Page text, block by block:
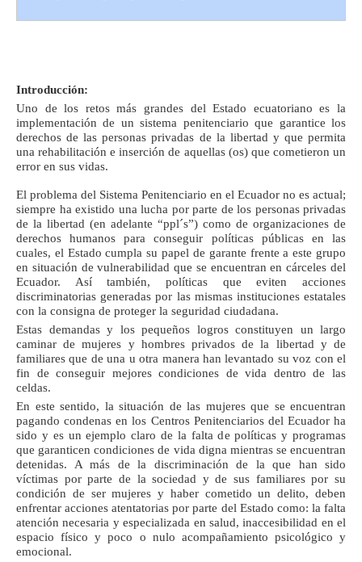
Introducción:
Uno de los retos más grandes del Estado ecuatoriano es la
implementación de un sistema penitenciario que garantice los
derechos de las personas privadas de la libertad y que permita
una rehabilitación e inserción de aquellas (os) que cometieron un
error en sus vidas.
El problema del Sistema Penitenciario en el Ecuador no es actual;
siempre ha existido una lucha por parte de los personas privadas
de la libertad (en adelante “ppl´s”) como de organizaciones de
derechos humanos para conseguir políticas públicas en las
cuales, el Estado cumpla su papel de garante frente a este grupo
en situación de vulnerabilidad que se encuentran en cárceles del
Ecuador. Así también, políticas que eviten acciones
discriminatorias generadas por las mismas instituciones estatales
con la consigna de proteger la seguridad ciudadana.
Estas demandas y los pequeños logros constituyen un largo
caminar de mujeres y hombres privados de la libertad y de
familiares que de una u otra manera han levantado su voz con el
fin de conseguir mejores condiciones de vida dentro de las
celdas.
En este sentido, la situación de las mujeres que se encuentran
pagando condenas en los Centros Penitenciarios del Ecuador ha
sido y es un ejemplo claro de la falta de políticas y programas
que garanticen condiciones de vida digna mientras se encuentran
detenidas. A más de la discriminación de la que han sido
víctimas por parte de la sociedad y de sus familiares por su
condición de ser mujeres y haber cometido un delito, deben
enfrentar acciones atentatorias por parte del Estado como: la falta
atención necesaria y especializada en salud, inaccesibilidad en el
espacio físico y poco o nulo acompañamiento psicológico y
emocional.